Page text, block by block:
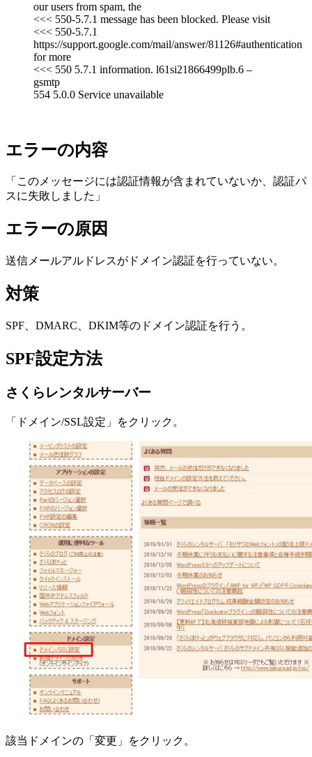
our users from spam, the
<<< 550-5.7.1 message has been blocked. Please visit
<<< 550-5.7.1
https://support.google.com/mail/answer/81126#authentication
for more
<<< 550 5.7.1 information. l61si21866499plb.6 –
gsmtp
554 5.0.0 Service unavailable
エラーの内容
「このメッセージには認証情報が含まれていないか、認証パ
スに失敗しました」
エラーの原因
送信メールアルドレスがドメイン認証を行っていない。
対策
SPF、DMARC、DKIM等のドメイン認証を行う。
SPF設定方法
さくらレンタルサーバー
「ドメイン/SSL設定」をクリック。
該当ドメインの「変更」をクリック。